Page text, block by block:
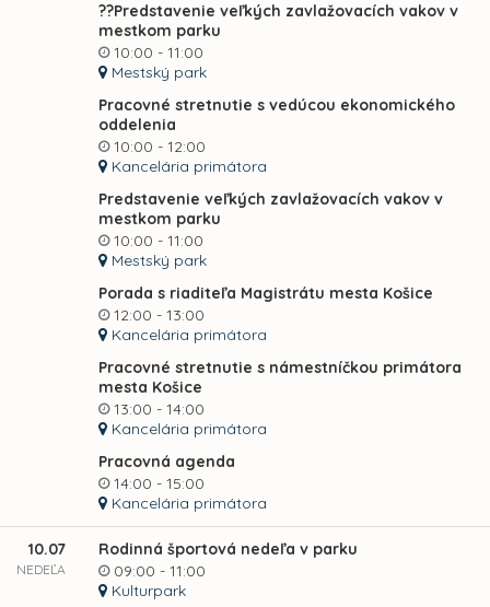
??Predstavenie veľkých zavlažovacích vakov v
mestkom parku
10:00 - 11:00
Mestský park
Pracovné stretnutie s vedúcou ekonomického
oddelenia
10:00 - 12:00
Kancelária primátora
Predstavenie veľkých zavlažovacích vakov v
mestkom parku
10:00 - 11:00
Mestský park
Porada s riaditeľa Magistrátu mesta Košice
12:00 - 13:00
Kancelária primátora
Pracovné stretnutie s námestníčkou primátora
mesta Košice
13:00 - 14:00
Kancelária primátora
Pracovná agenda
14:00 - 15:00
Kancelária primátora
10.07
NEDEĽA
Rodinná športová nedeľa v parku
09:00 - 11:00
Kulturpark